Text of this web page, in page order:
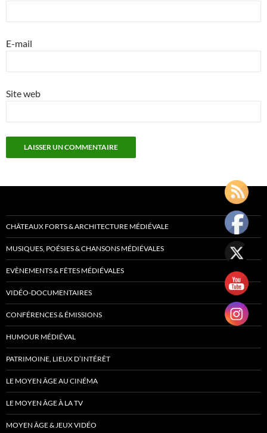
E-mail
Site web
CHÂTEAUX FORTS & ARCHITECTURE MÉDIÉVALE
MUSIQUES, POÉSIES & CHANSONS MÉDIÉVALES
EVÈNEMENTS & FÊTES MÉDIÉVALES
VIDÉO-DOCUMENTAIRES
CONFÉRENCES & ÉMISSIONS
HUMOUR MÉDIÉVAL
PATRIMOINE, LIEUX D’INTÉRÊT
LE MOYEN ÂGE AU CINÉMA
LE MOYEN ÂGE À LA TV
MOYEN ÂGE & JEUX VIDÉO